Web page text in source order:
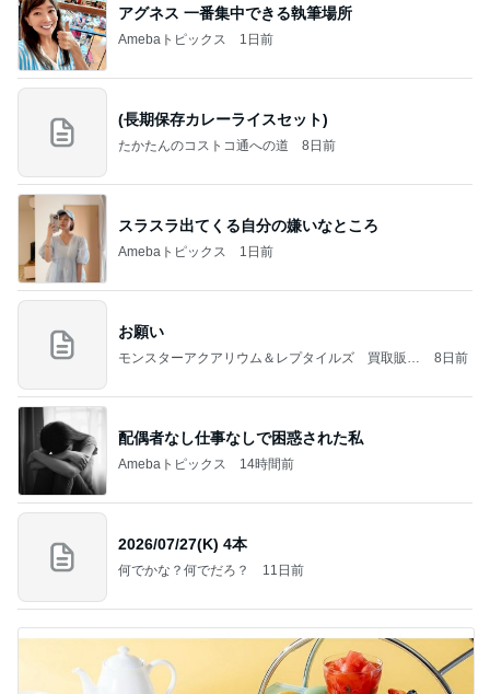
アグネス 一番集中できる執筆場所
Amebaトピックス 1日前
(長期保存カレーライスセット)
たかたんのコストコ通への道 8日前
スラスラ出てくる自分の嫌いなところ
Amebaトピックス 1日前
お願い
モンスターアクアリウム＆レプタイルズ 買取販売
8日前
配偶者なし仕事なしで困惑された私
Amebaトピックス 14時間前
2026/07/27(K) 4本
何でかな？何でだろ？ 11日前